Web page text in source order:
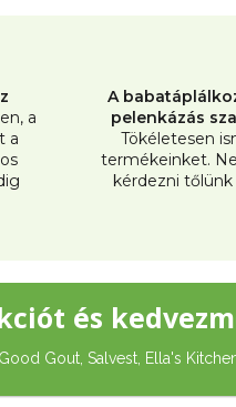
a
i
r
y
í
t
á
a
a
A
pelenkázás
Tökéletesen
termékeinket.
kérdezni
és
Gout, Salvest, Ella's